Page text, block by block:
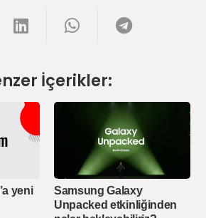
İçerikler:
yeni
Samsung Galaxy
Unpacked etkinliğinden